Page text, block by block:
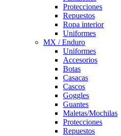
Protecciones
Repuestos
Ropa interior
Uniformes
MX / Enduro
Uniformes
Accesorios
Botas
Casacas
Cascos
Goggles
Guantes
Maletas/Mochilas
Protecciones
Repuestos